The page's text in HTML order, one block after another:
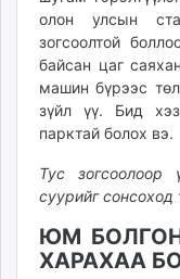
олон улсын
зогсоолтой
байсан цаг
машин бүрээс
зүйл үү. Бид
парктай болох вэ.
Тус зогсоолоор
суурийг
ЮМ
ХАРАХАА